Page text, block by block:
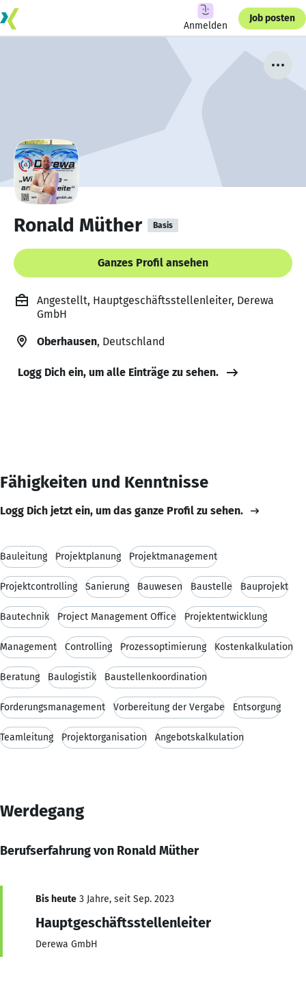
Anmelden
Job posten
Ronald Müther Basis
Ganzes Profil ansehen
Angestellt, Hauptgeschäftsstellenleiter, Derewa
GmbH
Oberhausen, Deutschland
Logg Dich ein, um alle Einträge zu sehen.
Fähigkeiten und Kenntnisse
Logg Dich jetzt ein, um das ganze Profil zu sehen.
Bauleitung Projektplanung Projektmanagement
Projektcontrolling Sanierung Bauwesen Baustelle Bauprojekt
Bautechnik Project Management Office Projektentwicklung
Management Controlling Prozessoptimierung Kostenkalkulation
Beratung Baulogistik Baustellenkoordination
Forderungsmanagement Vorbereitung der Vergabe Entsorgung
Teamleitung Projektorganisation Angebotskalkulation
Werdegang
Berufserfahrung von Ronald Müther
Bis heute 3 Jahre, seit Sep. 2023
Hauptgeschäftsstellenleiter
Derewa GmbH